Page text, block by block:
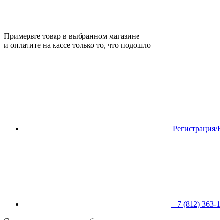
Примерьте товар в выбранном магазине
и оплатите на кассе только то, что подошло
Регистрация/
+7 (812) 363-